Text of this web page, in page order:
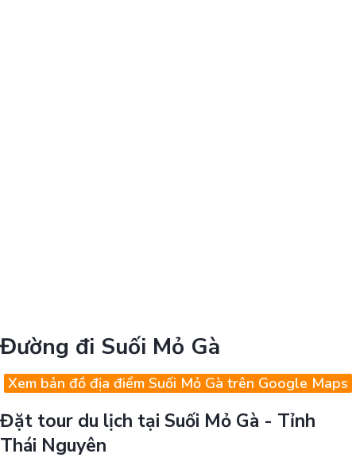
Đường đi Suối Mỏ Gà
Xem bản đồ địa điểm Suối Mỏ Gà trên Google Maps
Đặt tour du lịch tại Suối Mỏ Gà - Tỉnh
Thái Nguyên